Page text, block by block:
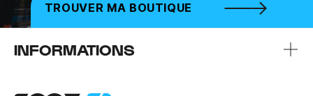
TROUVER MA BOUTIQUE
INFORMATIONS